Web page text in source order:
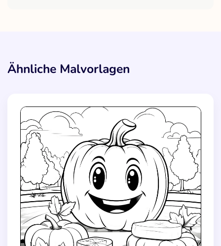
Ähnliche Malvorlagen